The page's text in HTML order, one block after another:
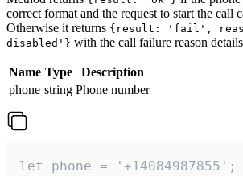
correct format and the request to start the call
Otherwise it returns {result: 'fail',
disabled'} with the call failure reason
Name Type
Description
phone string Phone number
let phone = '+14084987855';